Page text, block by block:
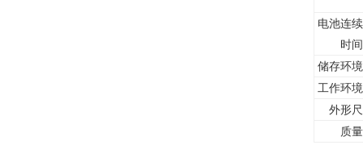
电池连
时间
储存环
工作环
外形
质量